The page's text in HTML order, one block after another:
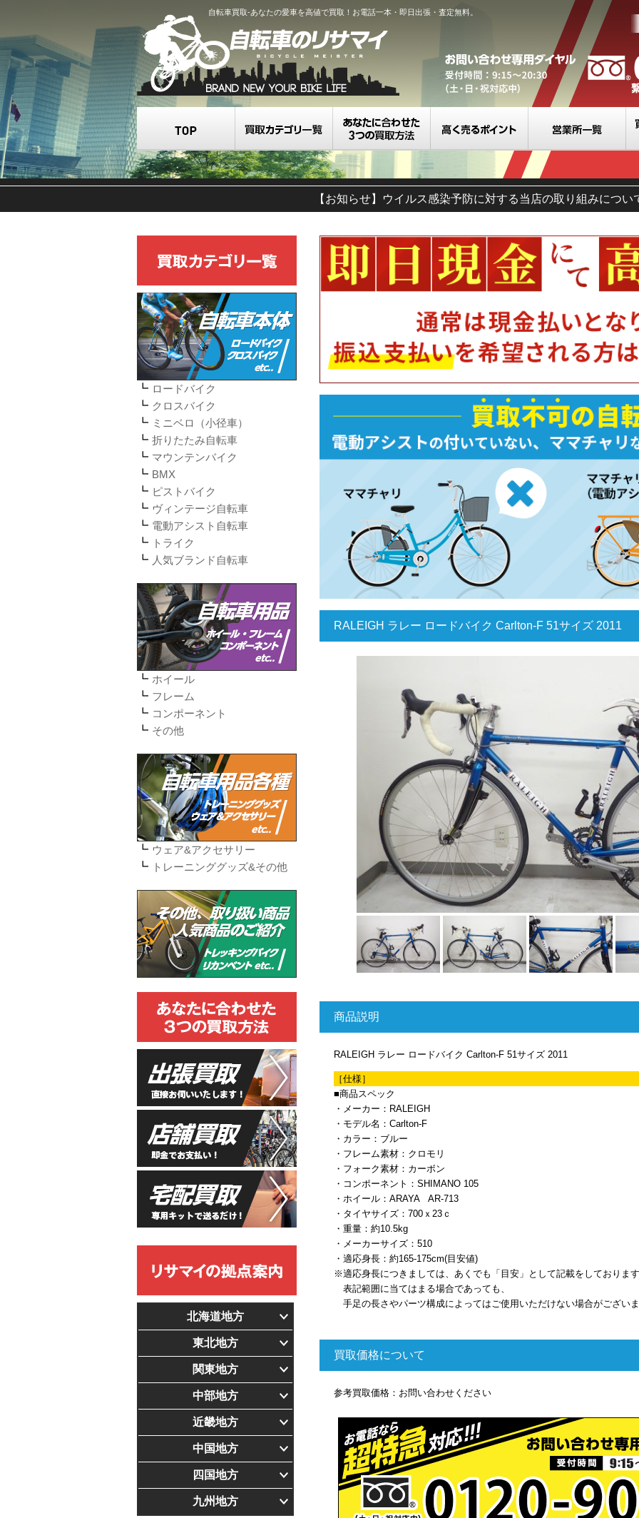
自転車買取-あなたの愛車を高値で買取！お電話一本・即日出張・査定無料。
【お知らせ】ウイルス感染予防に対する当店の取り組みについ
RALEIGH ラレー ロードバイク Carlton-F 51サイズ 2011
商品説明
RALEIGH ラレー ロードバイク Carlton-F 51サイズ 2011
［仕様］
■商品スペック
・メーカー：RALEIGH
・モデル名：Carlton-F
・カラー：ブルー
・フレーム素材：クロモリ
・フォーク素材：カーボン
・コンポーネント：SHIMANO 105
・ホイール：ARAYA AR-713
・タイヤサイズ：700ｘ23ｃ
・重量：約10.5kg
・メーカーサイズ：510
・適応身長：約165-175cm(目安値)
※適応身長につきましては、あくでも「目安」として記載をしておりま
表記範囲に当てはまる場合であっても、
手足の長さやパーツ構成によってはご使用いただけない場合がござい
買取価格について
参考買取価格：お問い合わせください
ロードバイク
クロスバイク
ミニベロ（小径車）
折りたたみ自転車
マウンテンバイク
BMX
ピストバイク
ヴィンテージ自転車
電動アシスト自転車
トライク
人気ブランド自転車
ホイール
フレーム
コンポーネント
その他
ウェア&アクセサリー
トレーニンググッズ&その他
北海道地方
東北地方
関東地方
中部地方
近畿地方
中国地方
四国地方
九州地方